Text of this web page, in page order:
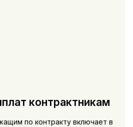
контрактникам
по контракту включает в